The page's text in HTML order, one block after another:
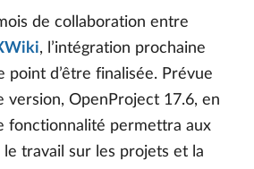
de collaboration entre
, l’intégration prochaine
point d’être finalisée. Prévue
version, OpenProject 17.6, en
fonctionnalité permettra aux
travail sur les projets et la